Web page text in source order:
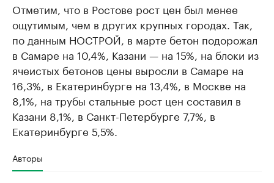
Отметим, что в Ростове рост цен был менее
ощутимым, чем в других крупных городах. Так,
по данным НОСТРОЙ, в марте бетон подорожал
в Самаре на 10,4%, Казани — на 15%, на блоки из
ячеистых бетонов цены выросли в Самаре на
16,3%, в Екатеринбурге на 13,4%, в Москве на
8,1%, на трубы стальные рост цен составил в
Казани 8,1%, в Санкт-Петербурге 7,7%, в
Екатеринбурге 5,5%.
Авторы